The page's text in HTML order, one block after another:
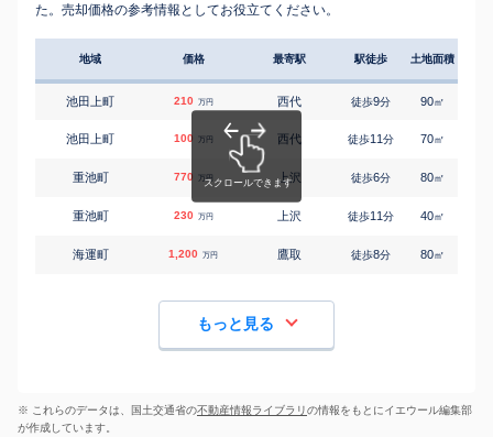
た。売却価格の参考情報としてお役立てください。
地域 価格 最寄駅 駅徒歩 土地面積
池田上町 210 万円 西代 徒歩9分 90㎡
池田上町 100 万円 西代 徒歩11分 70㎡
重池町 770 万円 上沢 徒歩6分 80㎡
重池町 230 万円 上沢 徒歩11分 40㎡
海運町 1,200 万円 鷹取 徒歩8分 80㎡
もっと見る
※ これらのデータは、国土交通省の不動産情報ライブラリの情報をもとにイエウール編集部
が作成しています。